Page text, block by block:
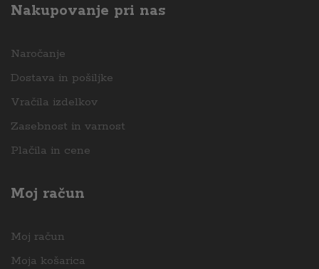
Nakupovanje pri nas
Naročanje
Dostava in pošiljke
Vračila izdelkov
Zasebnost in varnost
Plačila in cene
Moj račun
Moj račun
Moja košarica